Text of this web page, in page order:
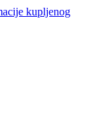
kupljenog